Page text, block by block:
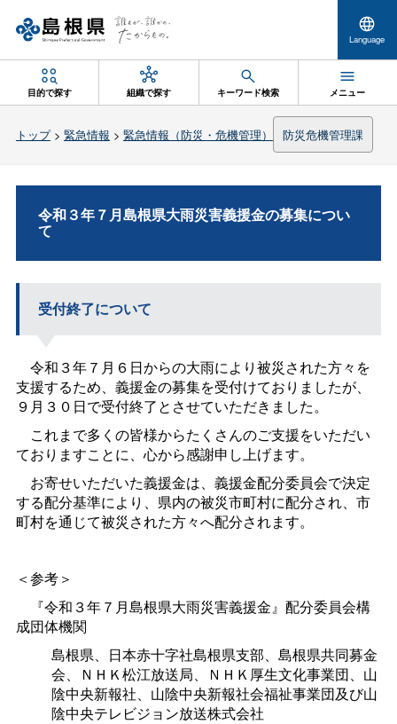
Language
目的で探す 組織で探す キーワード検索 メニュー
トップ> 緊急情報 > 緊急情報（防災・危機管理） 防災危機管理課
令和３年７月島根県大雨災害義援金の募集につい
て
受付終了について
令和３年７月６日からの大雨により被災された方々 を
支援するため、義援金の募集を受付けておりましたが、
９月３０日で受付終了とさせていただきました。
これまで多くの皆様からたくさんのご支援をいただい
ておりますことに、心から感謝申し上げます。
お寄せいただいた義援金は、義援金配分委員会で決定
する配分基準により、県内の被災市町村に配分され、市
町村を通じて被災された方々へ配分されます。
＜参考＞
『令和３年７月島根県大雨災害義援金』配分委員会構
成団体機関
島根県、日本赤十字社島根県支部、島根県共同募金
会、ＮＨＫ松江放送局、ＮＨＫ厚生文化事業団、山
陰中央新報社、山陰中央新報社会福祉事業団及び山
陰中央テレビジョン放送株式会社